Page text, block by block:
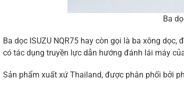
Ba
Ba dọc ISUZU NQR75 hay còn gọi là ba xông
có tác dụng truyền lực dẫn hướng đánh lái máy
Sản phẩm xuất xứ Thailand, được phân phối bởi